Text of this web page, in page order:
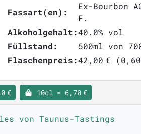
Fassart(en):
Ex-Bourbon
F.
Alkoholgehalt:40.0% vol
Füllstand:
500ml von
Flaschenpreis:42,00 €
€ 10cl = 6,70 €
von Taunus-Tastings